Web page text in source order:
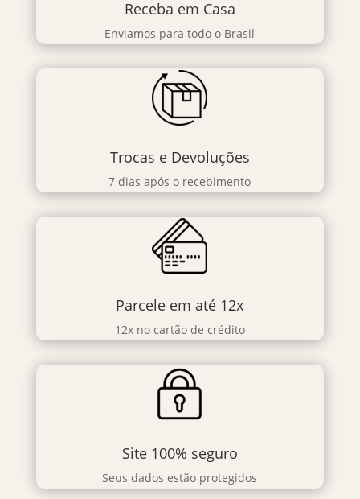
Receba em Casa
Enviamos para todo o Brasil
Trocas e Devoluções
7 dias após o recebimento
Parcele em até 12x
12x no cartão de crédito
Site 100% seguro
Seus dados estão protegidos